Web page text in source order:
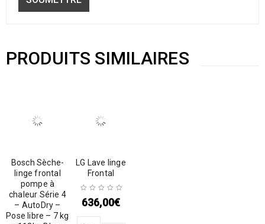
PRODUITS SIMILAIRES
Bosch Sèche-
linge frontal
pompe à
chaleur Série 4
– AutoDry –
Pose libre – 7 kg
LG Lave linge
Frontal
636,00€